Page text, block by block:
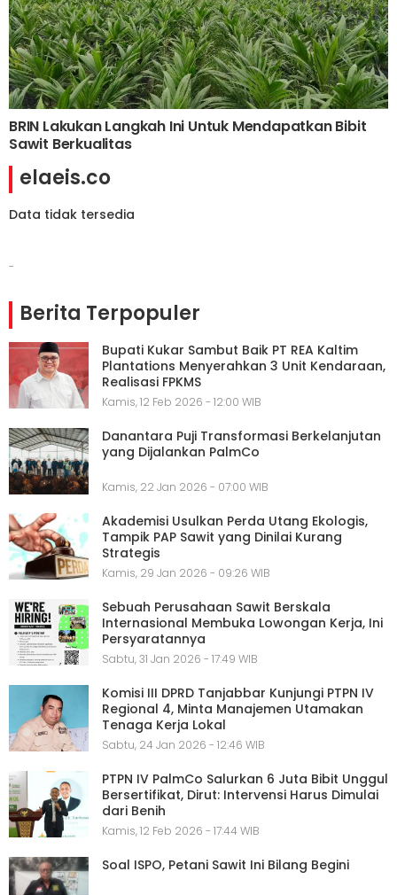
BRIN Lakukan Langkah Ini Untuk Mendapatkan Bibit
Sawit Berkualitas
elaeis.co
Data tidak tersedia
-
Berita Terpopuler
Bupati Kukar Sambut Baik PT REA Kaltim
Plantations Menyerahkan 3 Unit Kendaraan,
Realisasi FPKMS
Kamis, 12 Feb 2026 - 12:00 WIB
Danantara Puji Transformasi Berkelanjutan
yang Dijalankan PalmCo
Kamis, 22 Jan 2026 - 07:00 WIB
Akademisi Usulkan Perda Utang Ekologis,
Tampik PAP Sawit yang Dinilai Kurang
Strategis
Kamis, 29 Jan 2026 - 09:26 WIB
Sebuah Perusahaan Sawit Berskala
Internasional Membuka Lowongan Kerja, Ini
Persyaratannya
Sabtu, 31 Jan 2026 - 17:49 WIB
Komisi III DPRD Tanjabbar Kunjungi PTPN IV
Regional 4, Minta Manajemen Utamakan
Tenaga Kerja Lokal
Sabtu, 24 Jan 2026 - 12:46 WIB
PTPN IV PalmCo Salurkan 6 Juta Bibit Unggul
Bersertifikat, Dirut: Intervensi Harus Dimulai
dari Benih
Kamis, 12 Feb 2026 - 17:44 WIB
Soal ISPO, Petani Sawit Ini Bilang Begini